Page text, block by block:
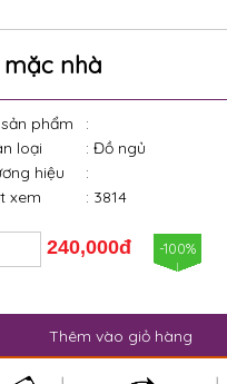
nhà
phẩm
:
loại
: Đồ ngủ
hiệu
:
xem
: 3814
240,000đ -100%
Thêm vào giỏ hàng